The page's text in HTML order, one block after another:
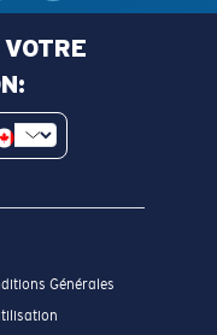
Générales